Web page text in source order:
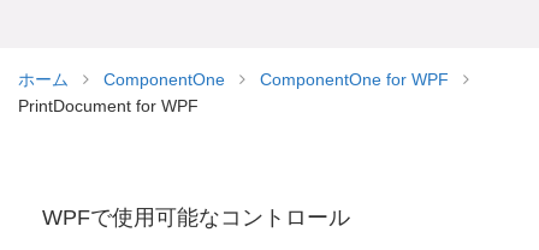
ホーム ComponentOne
ComponentOne for WPF
PrintDocument for WPF
WPFで使用可能なコントロール